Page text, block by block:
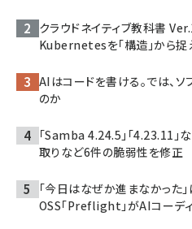
クラウドネイティブ教科書
Kubernetesを「構造」から
AIはコードを書ける。では、
のか
「Samba 4.24.5」「4.23.11」
取りなど6件の脆弱性を修正
「今日はなぜか進まなかった
OSS「Preflight」がAIコーデ